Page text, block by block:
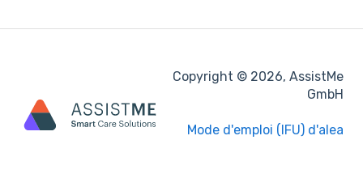
Copyright © 2026, AssistMe
GmbH
Mode d'emploi (IFU) d'alea